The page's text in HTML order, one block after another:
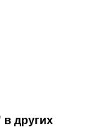
в других